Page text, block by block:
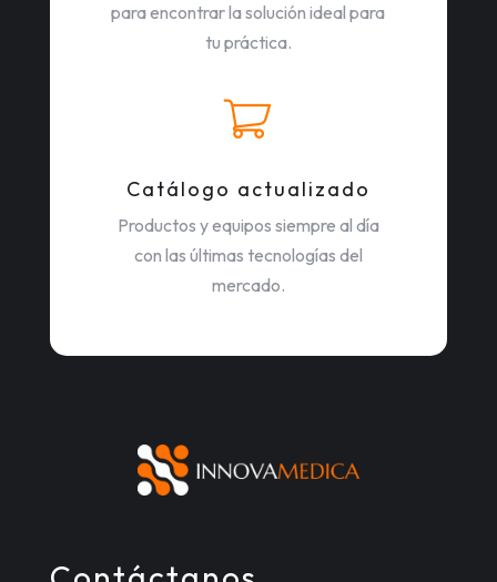
para encontrar la solución ideal para
tu práctica.
Catálogo actualizado
Productos y equipos siempre al día
con las últimas tecnologías del
mercado.